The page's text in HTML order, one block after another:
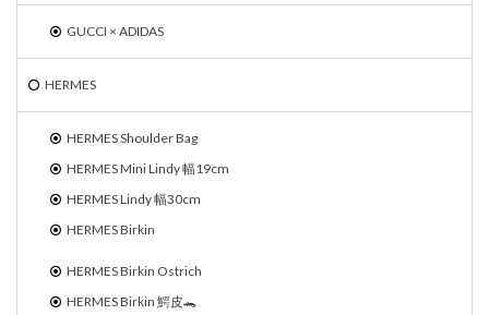
GUCCI × ADIDAS
HERMES
HERMES Shoulder Bag
HERMES Mini Lindy 幅19cm
HERMES Lindy 幅30cm
HERMES Birkin
HERMES Birkin Ostrich
HERMES Birkin 鰐皮🐊